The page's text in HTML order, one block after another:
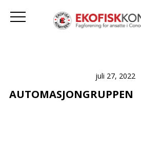
juli 27, 2022
AUTOMASJONGRUPPEN